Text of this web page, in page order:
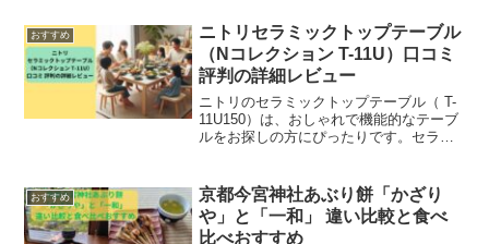
はぜひ参考にしてください。
おすすめ
ニトリセラミックトップテーブル
（Nコレクション T-11U）口コミ
評判の詳細レビュー
ニトリのセラミックトップテーブル（ T-
11U150）は、おしゃれで機能的なテーブ
ルをお探しの方にぴったりです。セラミ
イリッシュなデザインは、どんなインテ
リアにもマッチします。お手入れが簡単
で、長期間美しさを保つのも大きな魅
おすすめ
京都今宮神社あぶり餅「かざり
や」と「一和」 違い比較と食べ
比べおすすめ